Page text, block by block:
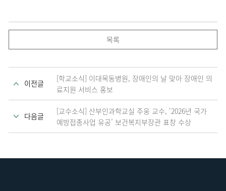
목록
이전글
[학교소식] 이대목동병원, 장애인의 날 맞아 장애인 의
료지원 서비스 홍보
다음글
[교수소식] 산부인과학교실 주웅 교수, ‘2026년 국가
예방접종사업 유공’ 보건복지부장관 표창 수상